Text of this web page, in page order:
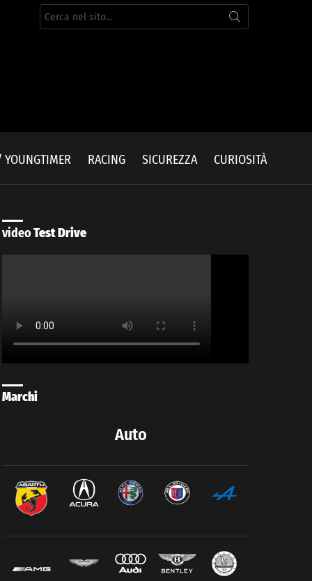
Cerca
per:
YOUNGTIMER RACING SICUREZZA CURIOSITÀ
videoTest Drive
Marchi
Auto